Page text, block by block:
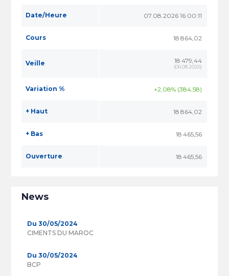
Date/Heure 07.08.2026 16:00:11
Cours 18 864,02
Veille 18 479,44
(06.08.2026)
Variation % +2,08% (384,58)
+ Haut 18 864,02
+ Bas 18 465,56
Ouverture 18 465,56
News
Du 30/05/2024
CIMENTS DU MAROC
Du 30/05/2024
BCP